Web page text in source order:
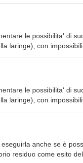
le possibilita' di
laringe), con
le possibilita' di
laringe), con
anche se è
residuo come esito